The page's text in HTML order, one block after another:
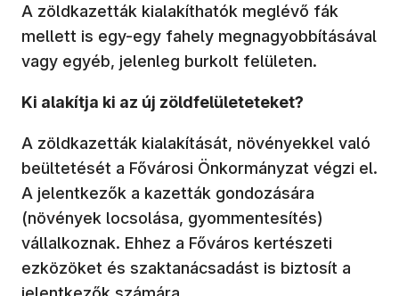
A zöldkazetták kialakíthatók meglévő fák
mellett is egy-egy fahely megnagyobbításával
vagy egyéb, jelenleg burkolt felületen.
Ki alakítja ki az új zöldfelületeteket?
A zöldkazetták kialakítását, növényekkel való
beültetését a Fővárosi Önkormányzat végzi el.
A jelentkezők a kazetták gondozására
(növények locsolása, gyommentesítés)
vállalkoznak. Ehhez a Főváros kertészeti
ezközöket és szaktanácsadást is biztosít a